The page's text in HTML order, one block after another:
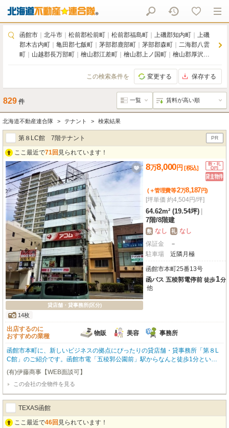
函館市 北斗市 松前郡松前町 松前郡福島町 上磯郡知内町
上磯
郡木古内町
亀田郡七飯町 茅部郡鹿部町 茅部郡森町
二海郡八雲
町
山越郡長万部町 檜山郡江差町 檜山郡上ノ国町
檜山郡厚沢部
この検索条件を
変更する 保存する
829 件
北海道不動産連合隊 テナント 検索結果
PR
第８LC館 7階テナント
ここ最近で71回 見られています！
貸店舗・貸事務所(区分)
14枚
8万8,000円 [税込]
(＋管理費等2万8,187円)
[坪単価 約4,504円/坪]
64.62m² (19.54坪)
7階/8階建
敷 なし 礼 なし
保証金
－
駐車場
近隣月極
函館市本町25番13号
函バス 五稜郭電停前 徒歩1分
他
出店するのに
おすすめの業種
物販 美容 事務所
函館市本町に、新しいビジネスの拠点にぴったりの貸店舗・貸事務所「第８L
C館」のご紹介です。函館市電「五稜郭公園前」駅からなんと徒歩1分とい
う、アクセス抜群の駅近立地が魅力！丸井デパート向かいという視認性の高さ
も嬉しいポイントですね。周辺にはココカラファイン、ミスタードーナツ、函
館ロフト、スターバックス、シエスタハコダテなど、人気の商業施設が徒歩1
分圏内に充実しており、ビジネスにもプライベートにも便利な環境です。南向
きの7階、広々とした64.62㎡の空間は、小売・物販、美容・健康・介護、事務
所、教養教室など幅広い業種に対応可能。エアコンやエレベーター、共用部の
男女別トイレも完備しており、快適にお仕事していただけます。初期費用を抑
(有)伊藤商事【WEB面談可】
この会社の全物件を見る
TEXAS函館
ここ最近で46回 見られています！